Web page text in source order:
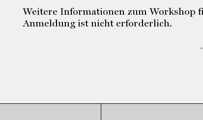
Weitere Informationen zum Workshop
Anmeldung ist nicht erforderlich.